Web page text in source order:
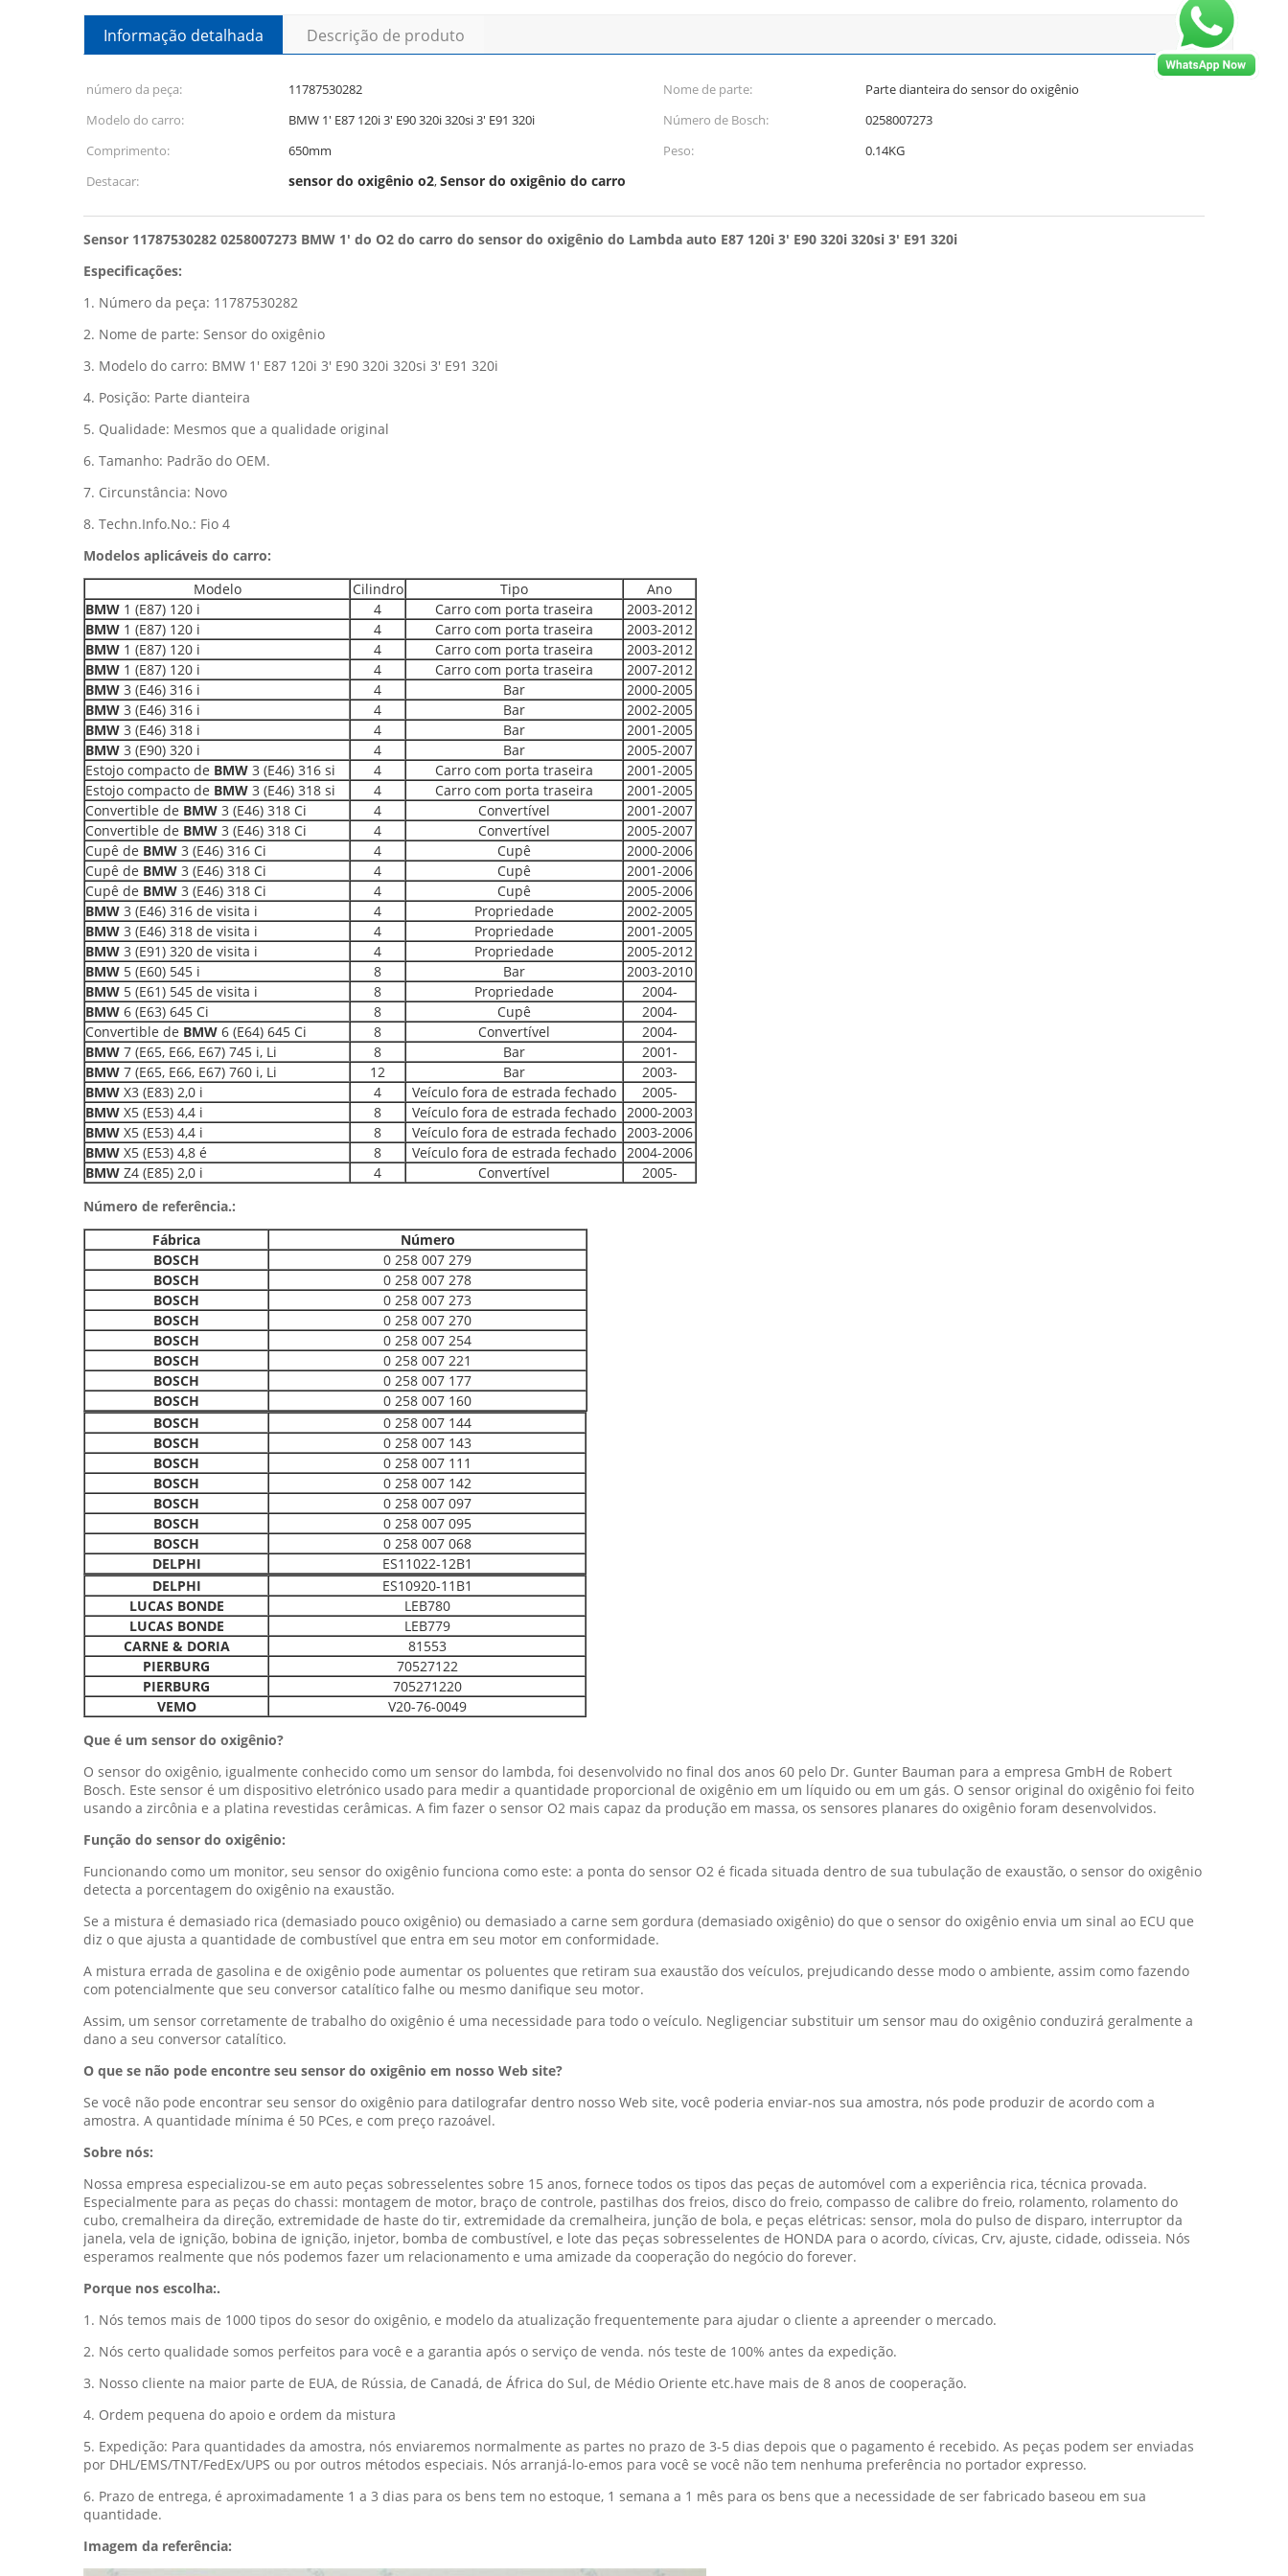
Informação detalhada Descrição de produto
número da peça: 11787530282 Nome de parte:
Parte dianteira do sensor do oxigênio
Modelo do carro:
BMW 1' E87 120i 3' E90 320i 320si 3' E91 320i Número de Bosch:
0258007273
Comprimento:
650mm Peso:
0.14KG
Destacar:
sensor do oxigênio o2,Sensor do oxigênio do carro
Sensor 11787530282 0258007273 BMW 1' do O2 do carro do sensor do oxigênio do Lambda auto E87 120i 3' E90 320i 320si 3' E91 320i
Especificações:
1. Número da peça: 11787530282
2. Nome de parte: Sensor do oxigênio
3. Modelo do carro: BMW 1' E87 120i 3' E90 320i 320si 3' E91 320i
4. Posição: Parte dianteira
5. Qualidade: Mesmos que a qualidade original
6. Tamanho: Padrão do OEM.
7. Circunstância: Novo
8. Techn.Info.No.: Fio 4
Modelos aplicáveis do carro:
Modelo
Cilindro Tipo
Ano
BMW 1 (E87) 120 i 4 Carro com porta traseira
2003-2012
BMW 1 (E87) 120 i 4 Carro com porta traseira
2003-2012
BMW 1 (E87) 120 i 4 Carro com porta traseira
2003-2012
BMW 1 (E87) 120 i 4 Carro com porta traseira
2007-2012
BMW 3 (E46) 316 i 4 Bar
2000-2005
BMW 3 (E46) 316 i 4 Bar
2002-2005
BMW 3 (E46) 318 i 4 Bar
2001-2005
BMW 3 (E90) 320 i 4 Bar
2005-2007
Estojo compacto de BMW 3 (E46) 316 si 4 Carro com porta traseira
2001-2005
Estojo compacto de BMW 3 (E46) 318 si 4 Carro com porta traseira
2001-2005
Convertible de BMW 3 (E46) 318 Ci 4 Convertível
2001-2007
Convertible de BMW 3 (E46) 318 Ci 4 Convertível
2005-2007
Cupê de BMW 3 (E46) 316 Ci 4 Cupê
2000-2006
Cupê de BMW 3 (E46) 318 Ci 4 Cupê
2001-2006
Cupê de BMW 3 (E46) 318 Ci 4 Cupê
2005-2006
BMW 3 (E46) 316 de visita i 4 Propriedade
2002-2005
BMW 3 (E46) 318 de visita i 4 Propriedade
2001-2005
BMW 3 (E91) 320 de visita i 4 Propriedade
2005-2012
BMW 5 (E60) 545 i 8 Bar
2003-2010
BMW 5 (E61) 545 de visita i 8 Propriedade
2004-
BMW 6 (E63) 645 Ci 8 Cupê
2004-
Convertible de BMW 6 (E64) 645 Ci 8 Convertível
2004-
BMW 7 (E65, E66, E67) 745 i, Li 8 Bar
2001-
BMW 7 (E65, E66, E67) 760 i, Li 12 Bar
2003-
BMW X3 (E83) 2,0 i 4 Veículo fora de estrada fechado
2005-
BMW X5 (E53) 4,4 i 8 Veículo fora de estrada fechado 2000-2003
BMW X5 (E53) 4,4 i 8 Veículo fora de estrada fechado 2003-2006
BMW X5 (E53) 4,8 é 8 Veículo fora de estrada fechado 2004-2006
BMW Z4 (E85) 2,0 i 4 Convertível
2005-
Número de referência.:
Fábrica
Número
BOSCH
0 258 007 279
BOSCH
0 258 007 278
BOSCH
0 258 007 273
BOSCH
0 258 007 270
BOSCH
0 258 007 254
BOSCH
0 258 007 221
BOSCH
0 258 007 177
BOSCH
0 258 007 160
BOSCH
0 258 007 144
BOSCH
0 258 007 143
BOSCH
0 258 007 111
BOSCH
0 258 007 142
BOSCH
0 258 007 097
BOSCH
0 258 007 095
BOSCH
0 258 007 068
DELPHI
ES11022-12B1
DELPHI
ES10920-11B1
LUCAS BONDE
LEB780
LUCAS BONDE
LEB779
CARNE & DORIA
81553
PIERBURG
70527122
PIERBURG
705271220
VEMO
V20-76-0049
Que é um sensor do oxigênio?
O sensor do oxigênio, igualmente conhecido como um sensor do lambda, foi desenvolvido no final dos anos 60 pelo Dr. Gunter Bauman para a empresa GmbH de Robert
Bosch. Este sensor é um dispositivo eletrónico usado para medir a quantidade proporcional de oxigênio em um líquido ou em um gás. O sensor original do oxigênio foi feito
usando a zircônia e a platina revestidas cerâmicas. A fim fazer o sensor O2 mais capaz da produção em massa, os sensores planares do oxigênio foram desenvolvidos.
Função do sensor do oxigênio:
Funcionando como um monitor, seu sensor do oxigênio funciona como este: a ponta do sensor O2 é ficada situada dentro de sua tubulação de exaustão, o sensor do oxigênio
detecta a porcentagem do oxigênio na exaustão.
Se a mistura é demasiado rica (demasiado pouco oxigênio) ou demasiado a carne sem gordura (demasiado oxigênio) do que o sensor do oxigênio envia um sinal ao ECU que
diz o que ajusta a quantidade de combustível que entra em seu motor em conformidade.
A mistura errada de gasolina e de oxigênio pode aumentar os poluentes que retiram sua exaustão dos veículos, prejudicando desse modo o ambiente, assim como fazendo
com potencialmente que seu conversor catalítico falhe ou mesmo danifique seu motor.
Assim, um sensor corretamente de trabalho do oxigênio é uma necessidade para todo o veículo. Negligenciar substituir um sensor mau do oxigênio conduzirá geralmente a
dano a seu conversor catalítico.
O que se não pode encontre seu sensor do oxigênio em nosso Web site?
Se você não pode encontrar seu sensor do oxigênio para datilografar dentro nosso Web site, você poderia enviar-nos sua amostra, nós pode produzir de acordo com a
amostra. A quantidade mínima é 50 PCes, e com preço razoável.
Sobre nós:
Nossa empresa especializou-se em auto peças sobresselentes sobre 15 anos, fornece todos os tipos das peças de automóvel com a experiência rica, técnica provada.
Especialmente para as peças do chassi: montagem de motor, braço de controle, pastilhas dos freios, disco do freio, compasso de calibre do freio, rolamento, rolamento do
cubo, cremalheira da direção, extremidade de haste do tir, extremidade da cremalheira, junção de bola, e peças elétricas: sensor, mola do pulso de disparo, interruptor da
janela, vela de ignição, bobina de ignição, injetor, bomba de combustível, e lote das peças sobresselentes de HONDA para o acordo, cívicas, Crv, ajuste, cidade, odisseia. Nós
esperamos realmente que nós podemos fazer um relacionamento e uma amizade da cooperação do negócio do forever.
Porque nos escolha:.
1. Nós temos mais de 1000 tipos do sesor do oxigênio, e modelo da atualização frequentemente para ajudar o cliente a apreender o mercado.
2. Nós certo qualidade somos perfeitos para você e a garantia após o serviço de venda. nós teste de 100% antes da expedição.
3. Nosso cliente na maior parte de EUA, de Rússia, de Canadá, de África do Sul, de Médio Oriente etc.have mais de 8 anos de cooperação.
4. Ordem pequena do apoio e ordem da mistura
5. Expedição: Para quantidades da amostra, nós enviaremos normalmente as partes no prazo de 3-5 dias depois que o pagamento é recebido. As peças podem ser enviadas
por DHL/EMS/TNT/FedEx/UPS ou por outros métodos especiais. Nós arranjá-lo-emos para você se você não tem nenhuma preferência no portador expresso.
6. Prazo de entrega, é aproximadamente 1 a 3 dias para os bens tem no estoque, 1 semana a 1 mês para os bens que a necessidade de ser fabricado baseou em sua
quantidade.
Imagem da referência: